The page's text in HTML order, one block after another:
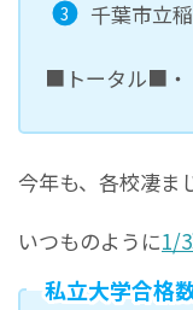
千葉市立
■トータル■・
今年も、各校凄ま
いつものように1/
私立大学合格